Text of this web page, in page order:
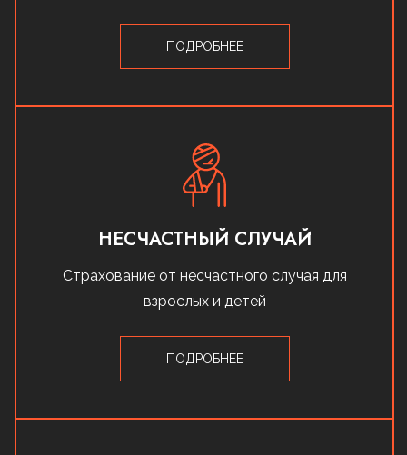
ПОДРОБНЕЕ
НЕСЧАСТНЫЙ СЛУЧАЙ
Страхование от несчастного случая для
взрослых и детей
ПОДРОБНЕЕ